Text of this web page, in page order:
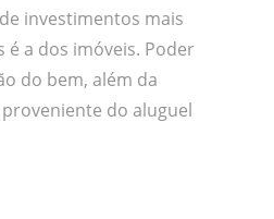
investimentos mais
é a dos imóveis. Poder
do bem, além da
do aluguel